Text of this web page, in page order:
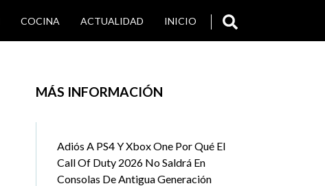
INICIO
ACTUALIDAD
COCINA
MÁS INFORMACIÓN
Adiós A PS4 Y Xbox One Por Qué El
Call Of Duty 2026 No Saldrá En
Consolas De Antigua Generación